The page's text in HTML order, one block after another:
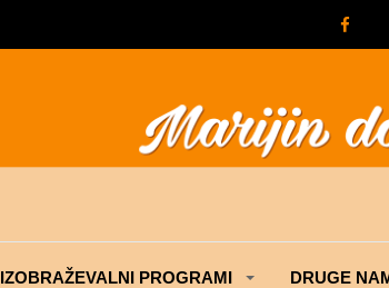
IZOBRAŽEVALNI PROGRAMI DRUGE